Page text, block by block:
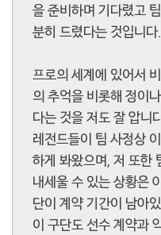
을 준비하며 기다렸고
분히 드렸다는 것입니다.
프로의 세계에 있어서
의 추억을 비롯해 정이
다는 것을 저도 잘 압니
레전드들이 팀 사정상
하게 봐왔으며, 저 또한
내세울 수 있는 상황은
단이 계약 기간이 남아
이 구단도 선수 계약과